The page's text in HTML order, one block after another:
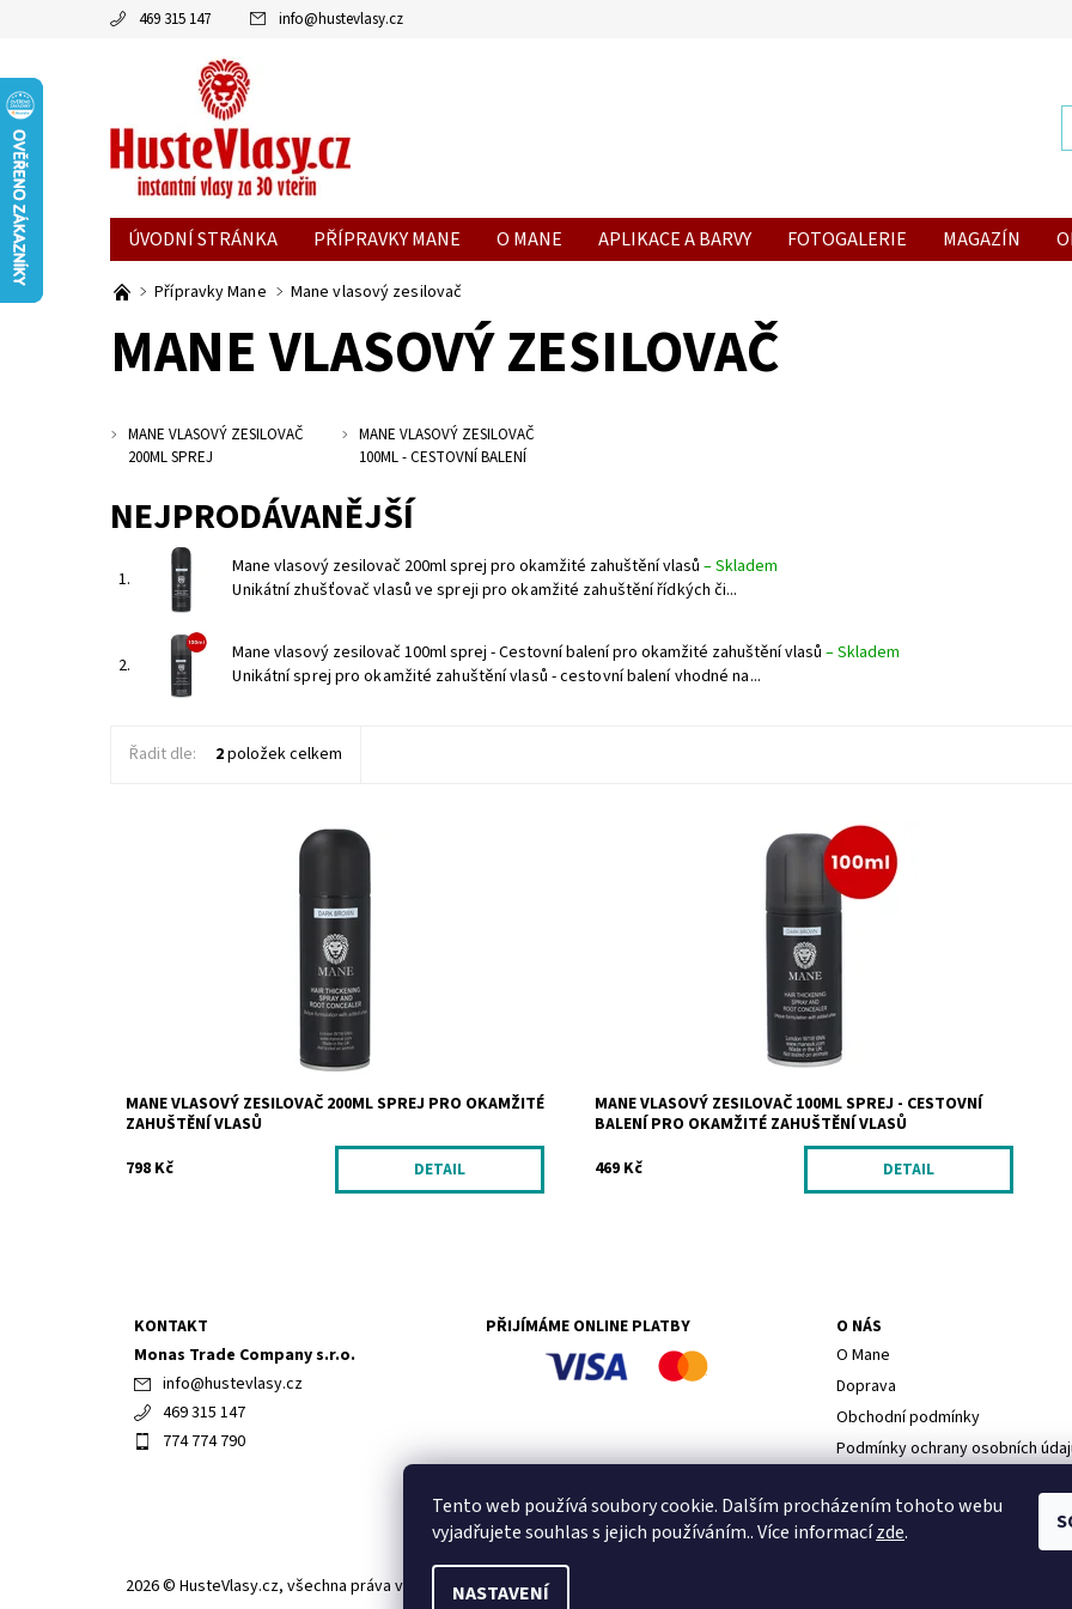
469 315 147 info@hustevlasy.cz
ÚVODNÍ STRÁNKA PŘÍPRAVKY MANE O MANE APLIKACE A BARVY FOTOGALERIE MAGAZÍN
Přípravky Mane Mane vlasový zesilovač
MANE VLASOVÝ ZESILOVAČ
MANE VLASOVÝ ZESILOVAČ
200ML SPREJ
MANE VLASOVÝ ZESILOVAČ
100ML - CESTOVNÍ BALENÍ
NEJPRODÁVANĚJŠÍ
1.
Mane vlasový zesilovač 200ml sprej pro okamžité zahuštění vlasů–Skladem
Unikátní zhušťovač vlasů ve spreji pro okamžité zahuštění řídkých či...
2.
Mane vlasový zesilovač 100ml sprej - Cestovní balení pro okamžité zahuštění vlasů–Skladem
Unikátní sprej pro okamžité zahuštění vlasů - cestovní balení vhodné na...
Řadit dle: 2položek celkem
Unikátní zhušťovač vlasů ve spreji pro okamžité zahuštění
MANE VLASOVÝ ZESILOVAČ 200ML SPREJ PRO OKAMŽITÉ
ZAHUŠTĚNÍ VLASŮ
798 Kč
DETAIL
Unikátní sprej pro okamžité zahuštění vlasů - cestovní
balení vhodné na cesty nebo jen tak do kabelky
Skladem
MANE VLASOVÝ ZESILOVAČ 100ML SPREJ - CESTOVNÍ
BALENÍ PRO OKAMŽITÉ ZAHUŠTĚNÍ VLASŮ
469 Kč
DETAIL
KONTAKT
Monas Trade Company s.r.o.
info@hustevlasy.cz
469 315 147
774 774 790
PŘIJÍMÁME ONLINE PLATBY
O NÁS
O Mane
Doprava
Obchodní podmínky
Podmínky ochrany osobních
2026 © HusteVlasy.cz, všechna práva vyhrazena
Tento web používá soubory cookie. Dalším procházením tohoto webu
vyjadřujete souhlas s jejich používáním.. Více informacízde.
NASTAVENÍ